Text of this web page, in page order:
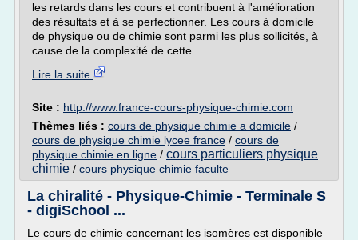
les retards dans les cours et contribuent à l'amélioration
des résultats et à se perfectionner. Les cours à domicile
de physique ou de chimie sont parmi les plus sollicités, à
cause de la complexité de cette...
Lire la suite
Site : http://www.france-cours-physique-chimie.com
Thèmes liés : cours de physique chimie a domicile /
cours de physique chimie lycee france / cours de
physique chimie en ligne / cours particuliers physique
chimie / cours physique chimie faculte
La chiralité - Physique-Chimie - Terminale S
- digiSchool ...
Le cours de chimie concernant les isomères est disponible